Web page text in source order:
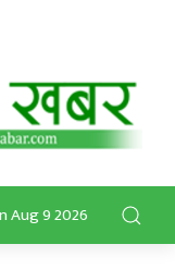
Aug 9 2026